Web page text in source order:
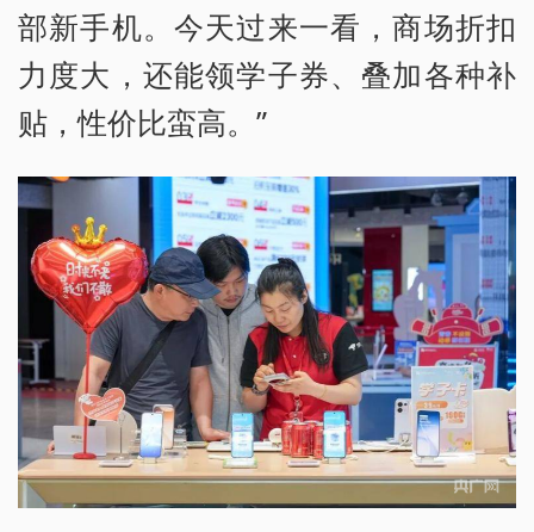
部新手机。今天过来一看，商场折扣
力度大，还能领学子券、叠加各种补
贴，性价比蛮高。”